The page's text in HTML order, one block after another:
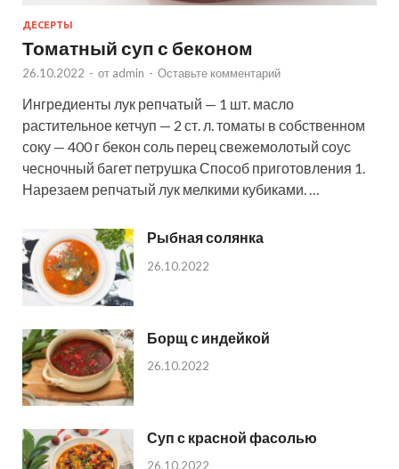
ДЕСЕРТЫ
Томатный суп с беконом
26.10.2022 - от admin - Оставьте комментарий
Ингредиенты лук репчатый — 1 шт. масло
растительное кетчуп — 2 ст. л. томаты в собственном
соку — 400 г бекон соль перец свежемолотый соус
чесночный багет петрушка Способ приготовления 1.
Нарезаем репчатый лук мелкими кубиками. …
Рыбная солянка
26.10.2022
Борщ с индейкой
26.10.2022
Суп с красной фасолью
26.10.2022